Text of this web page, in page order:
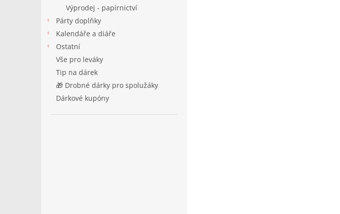
Výprodej - papírnictví
Párty doplňky
Kalendáře a diáře
Ostatní
Vše pro leváky
Tip na dárek
🎁 Drobné dárky pro spolužáky
Dárkové kupóny